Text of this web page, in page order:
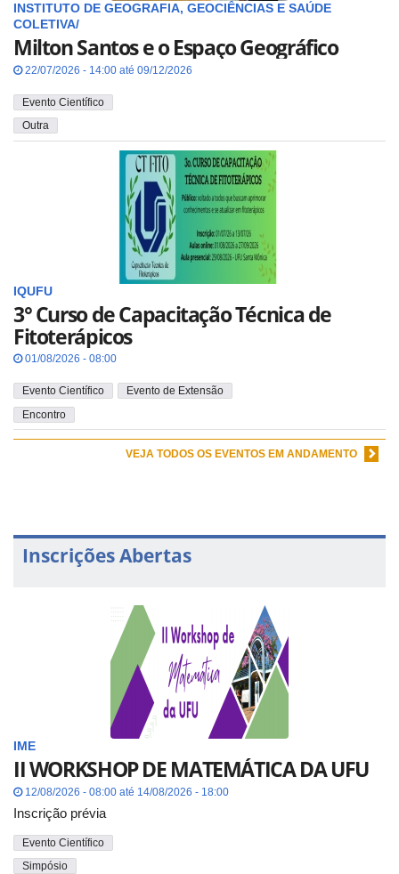
INSTITUTO DE GEOGRAFIA, GEOCIÊNCIAS E SAÚDE
COLETIVA/
Milton Santos e o Espaço Geográfico
22/07/2026 - 14:00 até 09/12/2026
Evento Científico
Outra
IQUFU
3° Curso de Capacitação Técnica de
Fitoterápicos
01/08/2026 - 08:00
Evento Científico
Evento de Extensão
Encontro
VEJA TODOS OS EVENTOS EM ANDAMENTO
Inscrições Abertas
IME
II WORKSHOP DE MATEMÁTICA DA UFU
12/08/2026 - 08:00 até 14/08/2026 - 18:00
Inscrição prévia
Evento Científico
Simpósio